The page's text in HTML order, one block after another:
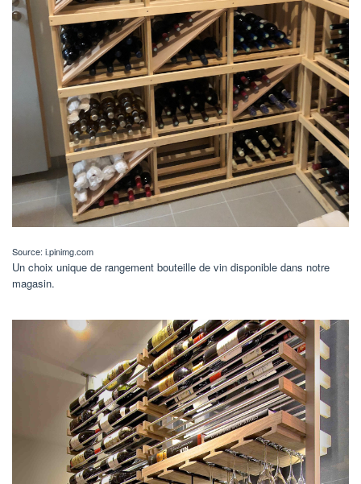
Source: i.pinimg.com
Un choix unique de rangement bouteille de vin disponible dans notre
magasin.